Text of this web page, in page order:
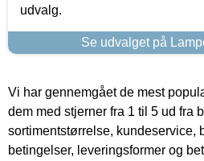
udvalg.
Se udvalget på
Vi har gennemgået de mest
dem med stjerner fra 1 til 5 ud fra
sortimentstørrelse, kundeservice,
betingelser, leveringsformer og